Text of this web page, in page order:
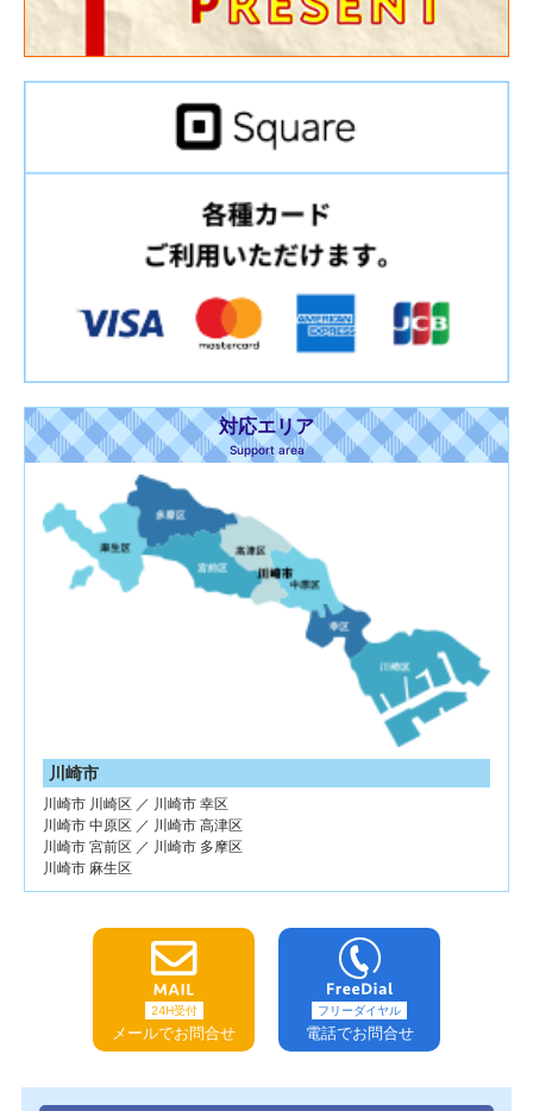
対応エリア
Support area
川崎市
川崎市 川崎区 ／ 川崎市 幸区
川崎市 中原区 ／ 川崎市 高津区
川崎市 宮前区 ／ 川崎市 多摩区
川崎市 麻生区
24H受付
メールでお問合せ
フリーダイヤル
電話でお問合せ